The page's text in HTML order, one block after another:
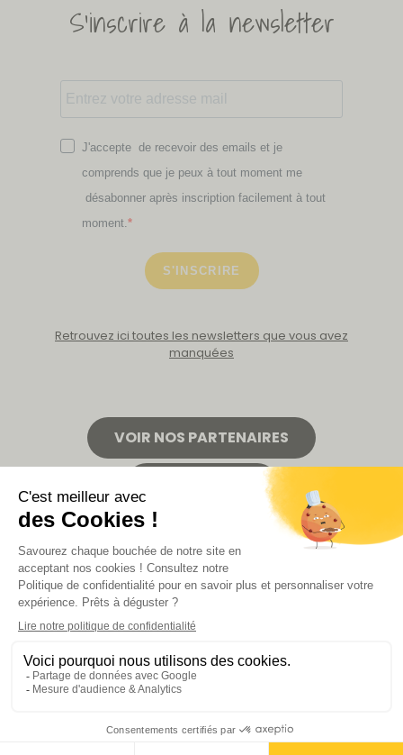
S'inscrire à la newsletter
J'accepte de recevoir des emails et je
comprends que je peux à tout moment me
désabonner après inscription facilement à tout
moment.
S'INSCRIRE
Retrouvez ici toutes les newsletters que vous avez
manquées
VOIR NOS PARTENAIRES
Politique de confidentialité Mentions légales CGV de la revue